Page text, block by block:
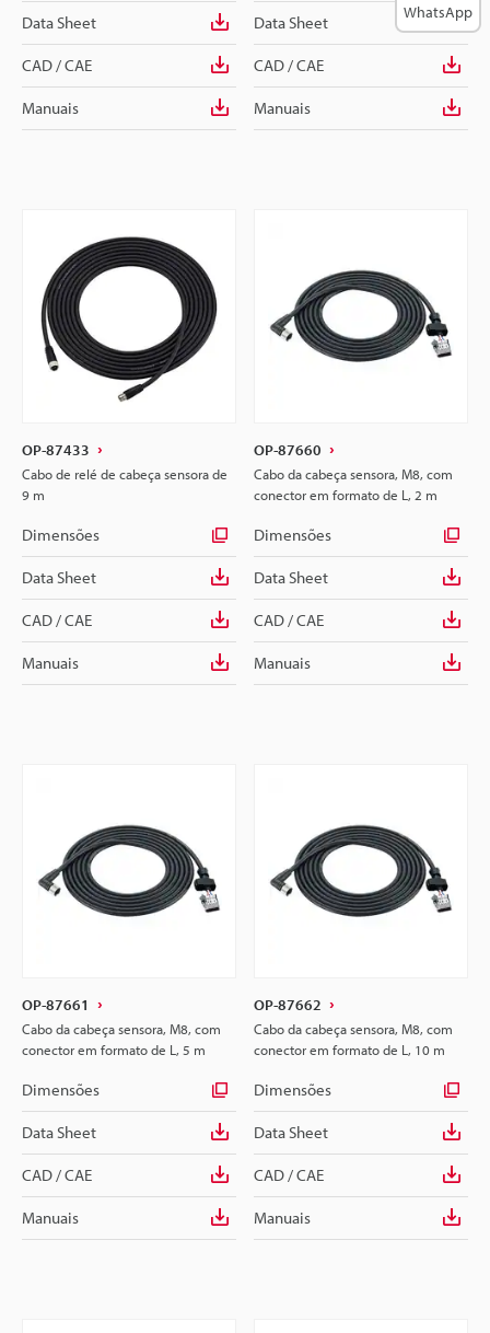
Data Sheet
CAD / CAE
Manuais
Data Sheet
CAD / CAE
Manuais
OP-87433
Cabo de relé de cabeça sensora de
9 m
Dimensões
Data Sheet
CAD / CAE
Manuais
OP-87660
Cabo da cabeça sensora, M8, com
conector em formato de L, 2 m
Dimensões
Data Sheet
CAD / CAE
Manuais
OP-87661
Cabo da cabeça sensora, M8, com
conector em formato de L, 5 m
Dimensões
Data Sheet
CAD / CAE
Manuais
OP-87662
Cabo da cabeça sensora, M8, com
conector em formato de L, 10 m
Dimensões
Data Sheet
CAD / CAE
Manuais
WhatsApp